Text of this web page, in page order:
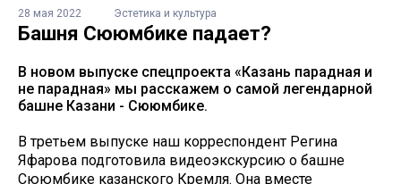
28 мая 2022 Эстетика и культура
Башня Сююмбике падает?
В новом выпуске спецпроекта «Казань парадная и
не парадная» мы расскажем о самой легендарной
башне Казани - Сююмбике.
В третьем выпуске наш корреспондент Регина
Яфарова подготовила видеоэкскурсию о башне
Сююмбике казанского Кремля. Она вместе